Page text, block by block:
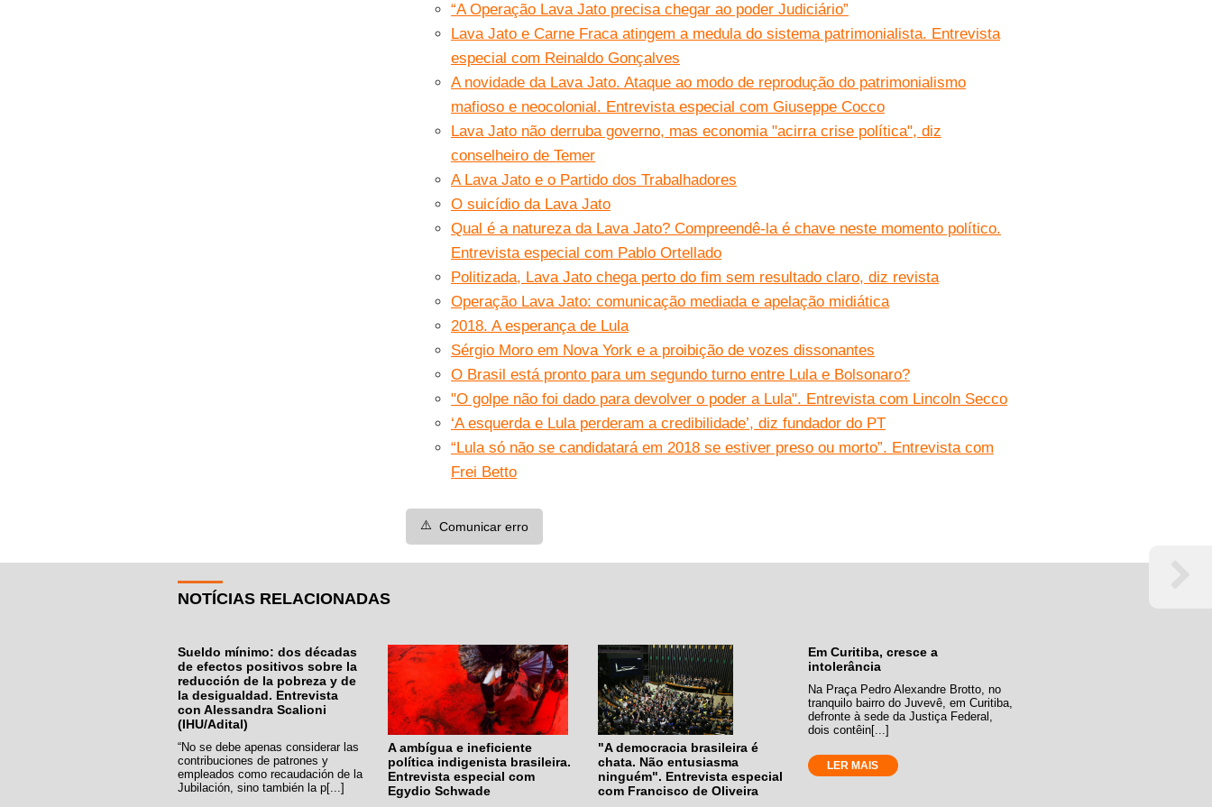
“A Operação Lava Jato precisa chegar ao poder Judiciário”
Lava Jato e Carne Fraca atingem a medula do sistema patrimonialista. Entrevista
especial com Reinaldo Gonçalves
A novidade da Lava Jato. Ataque ao modo de reprodução do patrimonialismo
mafioso e neocolonial. Entrevista especial com Giuseppe Cocco
Lava Jato não derruba governo, mas economia "acirra crise política", diz
conselheiro de Temer
A Lava Jato e o Partido dos Trabalhadores
O suicídio da Lava Jato
Qual é a natureza da Lava Jato? Compreendê-la é chave neste momento político.
Entrevista especial com Pablo Ortellado
Politizada, Lava Jato chega perto do fim sem resultado claro, diz revista
Operação Lava Jato: comunicação mediada e apelação midiática
2018. A esperança de Lula
Sérgio Moro em Nova York e a proibição de vozes dissonantes
O Brasil está pronto para um segundo turno entre Lula e Bolsonaro?
"O golpe não foi dado para devolver o poder a Lula". Entrevista com Lincoln Secco
‘A esquerda e Lula perderam a credibilidade’, diz fundador do PT
“Lula só não se candidatará em 2018 se estiver preso ou morto”. Entrevista com
Frei Betto
⚠️ Comunicar erro
NOTÍCIAS RELACIONADAS
Sueldo mínimo: dos décadas
de efectos positivos sobre la
reducción de la pobreza y de
la desigualdad. Entrevista
con Alessandra Scalioni
(IHU/Adital)
“No se debe apenas considerar las
contribuciones de patrones y
empleados como recaudación de la
Jubilación, sino también la p[...]
A ambígua e ineficiente
política indigenista brasileira.
Entrevista especial com
Egydio Schwade
"A democracia brasileira é
chata. Não entusiasma
ninguém". Entrevista especial
com Francisco de Oliveira
Em Curitiba, cresce a
intolerância
Na Praça Pedro Alexandre Brotto, no
tranquilo bairro do Juvevê, em Curitiba,
defronte à sede da Justiça Federal,
dois contêin[...]
LER MAIS